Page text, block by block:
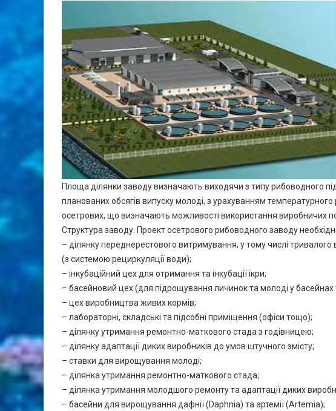
Площа ділянки заводу визначають виходячи з типу рибоводного
планованих обсягів випуску молоді, з урахуванням
осетрових, що визначають можливості використання виробничих
Структура заводу. Проект осетрового рибоводного заводу
– ділянку переднерестового витримування, у тому числі
(з системою рециркуляції води);
– інкубаційний цех для отримання та інкубації ікри;
– басейновий цех (для підрощування личинок та молоді у басейнах
– цех виробництва живих кормів;
– лабораторні, складські та підсобні приміщення (офіси тощо);
– ділянку утримання ремонтно-маткового стада з годівницею;
– ділянку адаптації диких виробників до умов штучного змісту;
– ставки для вирощування молоді;
– ділянка утримання ремонтно-маткового стада;
– ділянка утримання молодшого ремонту та адаптації диких
– басейни для вирощування дафнії (Daphnia) та артемії (Artemia);